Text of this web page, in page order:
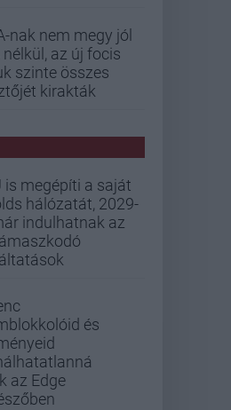
nak nem megy jól
nélkül, az új focis
szinte összes
kirakták
is megépíti a saját
hálózatát, 2029-
indulhatnak az
és
az Edge